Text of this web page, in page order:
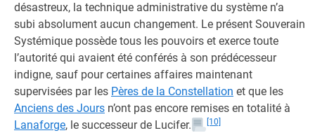
désastreux, la technique administrative du système n’a
subi absolument aucun changement. Le présent Souverain
Systémique possède tous les pouvoirs et exerce toute
l’autorité qui avaient été conférés à son prédécesseur
indigne, sauf pour certaines affaires maintenant
supervisées par les Pères de la Constellation et que les
Anciens des Jours n’ont pas encore remises en totalité à
Lanaforge, le successeur de Lucifer. [10]